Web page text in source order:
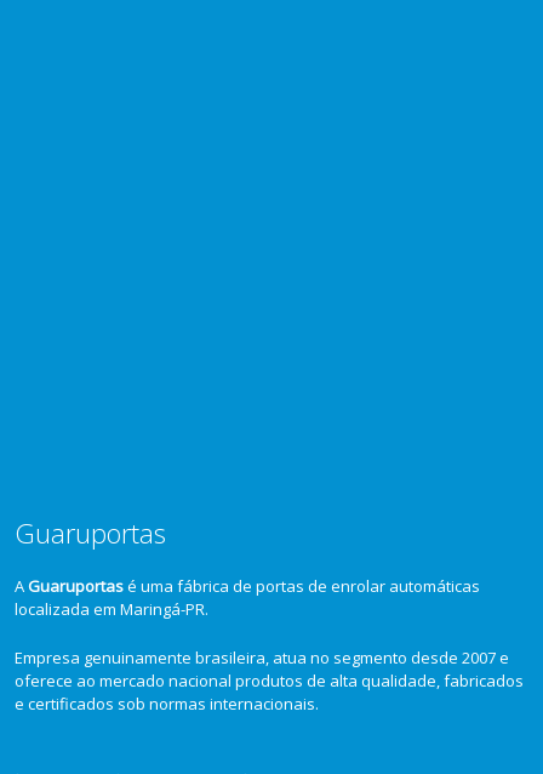
Guaruportas
AGuaruportasé uma fábrica de portas de enrolar automáticas
localizada em Maringá-PR.
Empresa genuinamente brasileira, atua no segmento desde 2007 e
oferece ao mercado nacional produtos de alta qualidade, fabricados
e certificados sob normas internacionais.